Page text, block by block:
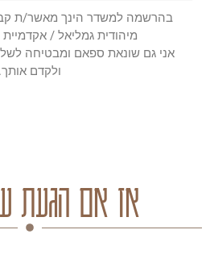
בהרשמה למשדר הינך מאשר/ת קבלת
מיהודית גמליאל /
אני גם שונאת ספאם ומבטיחה
ולקדם אותך.
אז אם הגעת